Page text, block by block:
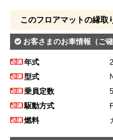
このフロアマットの縁取
お客さまのお車情報 （ご
年式
型式
乗員定数
駆動方式
燃料